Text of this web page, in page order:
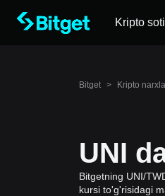
Kripto
Bitget > Kripto
UNI
Bitgetning UNI/
kursi to'g'risidagi